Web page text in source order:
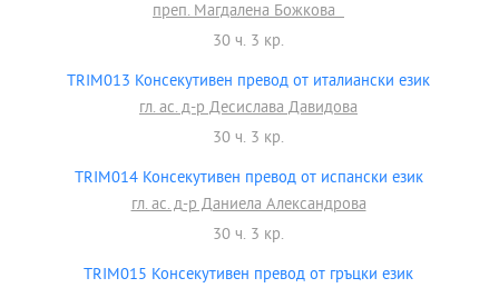
преп. Магдалена Божкова
30 ч. 3 кр.
TRIM013 Консекутивен превод от италиански език
гл. ас. д-р Десислава Давидова
30 ч. 3 кр.
TRIM014 Консекутивен превод от испански език
гл. ас. д-р Даниела Александрова
30 ч. 3 кр.
TRIM015 Консекутивен превод от гръцки език